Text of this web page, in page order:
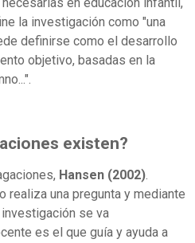
la investigación como "una
definirse como el desarrollo
objetivo, basadas en la
existen?
Hansen (2002).
realiza una pregunta y mediante
investigación se va
es el que guía y ayuda a